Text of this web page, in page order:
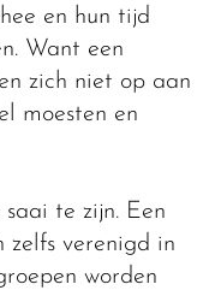
en hun tijd
Want een
zich niet op aan
moesten en
te zijn. Een
zelfs verenigd in
worden